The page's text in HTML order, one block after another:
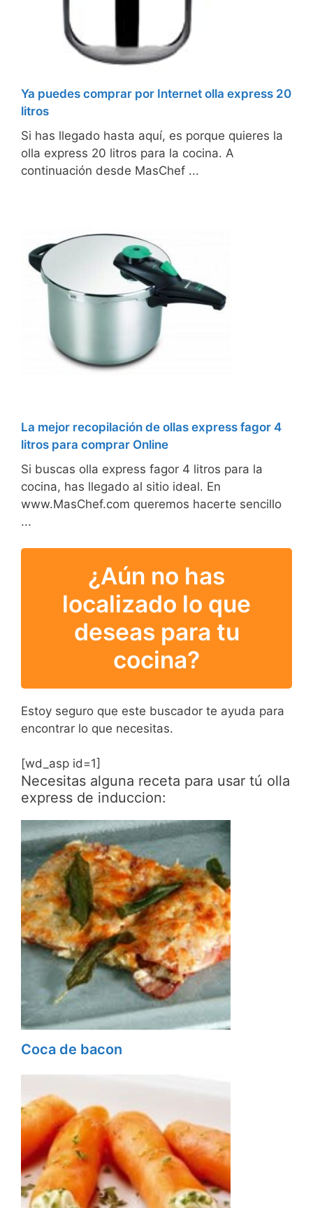
Ya puedes comprar por Internet olla express 20
litros
Si has llegado hasta aquí, es porque quieres la
olla express 20 litros para la cocina. A
continuación desde MasChef ...
La mejor recopilación de ollas express fagor 4
litros para comprar Online
Si buscas olla express fagor 4 litros para la
cocina, has llegado al sitio ideal. En
www.MasChef.com queremos hacerte sencillo
...
¿Aún no has
localizado lo que
deseas para tu
cocina?
Estoy seguro que este buscador te ayuda para
encontrar lo que necesitas.
[wd_asp id=1]
Necesitas alguna receta para usar tú olla
express de induccion:
Coca de bacon